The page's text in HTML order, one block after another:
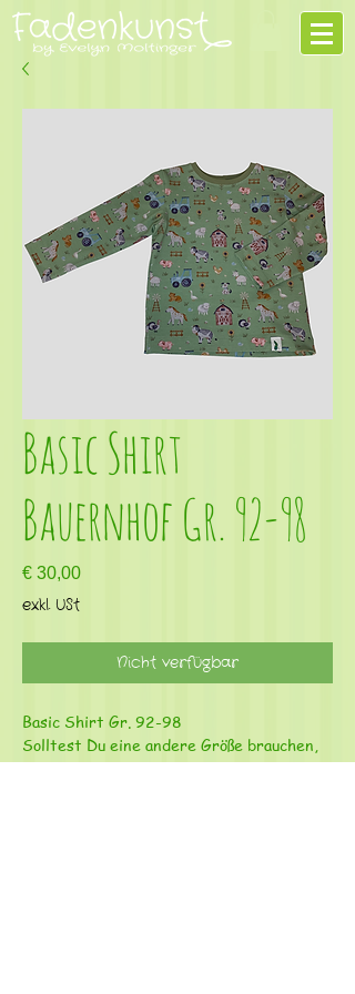
Basic Shirt
Bauernhof Gr. 92-98
€ 30,00Preis
exkl. USt
Nicht verfügbar
Basic Shirt Gr. 92-98
Solltest Du eine andere Größe brauchen,
kannst Du Dich gerne bei mir melden!!!